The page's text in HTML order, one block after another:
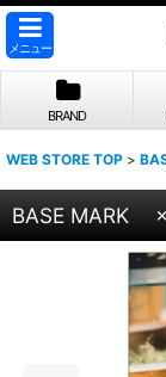
メニュー
BRAND
WEB STORE TOP >
BASE MARK